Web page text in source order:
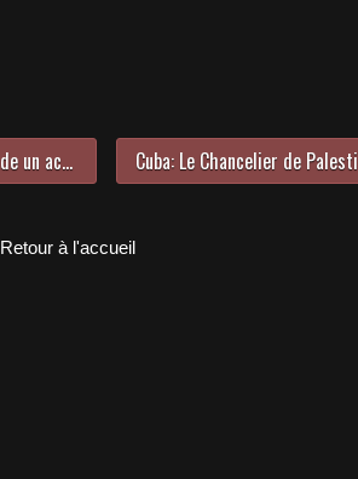
Amérique Latine: L'UNASUR demande un accord sur la libération d'Assange
Retour à l'accueil